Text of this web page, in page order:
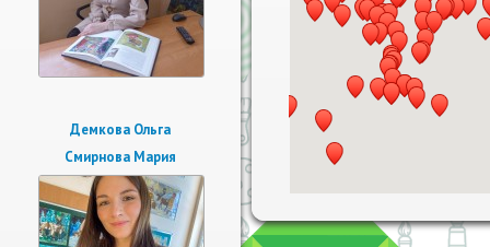
Демкова Ольга
Смирнова Мария